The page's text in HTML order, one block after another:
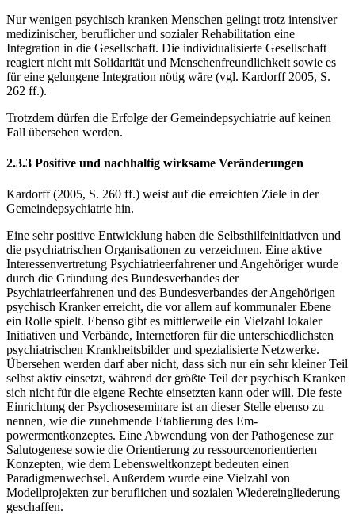
Nur wenigen psychisch kranken Menschen gelingt trotz intensiver
medizinischer, berufli­cher und sozialer Rehabilitation eine
Integration in die Gesellschaft. Die individualisierte Gesellschaft
reagiert nicht mit Solidarität und Menschenfreundlichkeit sowie es
für eine gelungene Integration nötig wäre (vgl. Kardorff 2005, S.
262 ff.).
Trotzdem dürfen die Erfolge der Gemeindepsychiatrie auf keinen
Fall übersehen werden.
2.3.3 Positive und nachhaltig wirksame Veränderungen
Kardorff (2005, S. 260 ff.) weist auf die erreichten Ziele in der
Gemeindepsychiatrie hin.
Eine sehr positive Entwicklung haben die Selbsthilfeinitiativen und
die psychiatrischen Organisationen zu verzeichnen. Eine aktive
Interessenvertretung Psychiatrieerfahrener und Angehöriger wurde
durch die Gründung des Bundesverbandes der
Psychiatrieerfahrenen und des Bundesverbandes der Angehörigen
psychisch Kranker erreicht, die vor allem auf kommunaler Ebene
ein Rolle spielt. Ebenso gibt es mittlerweile ein Vielzahl lokaler
Initia­tiven und Verbände, Internetforen für die unterschiedlichsten
psychiatrischen Krankheits­bilder und spezialisierte Netzwerke.
Übersehen werden darf aber nicht, dass sich nur ein sehr kleiner Teil
selbst aktiv einsetzt, während der größte Teil der psychisch Kranken
sich nicht für die eigene Rechte einsetzten kann oder will. Die feste
Einrichtung der Psychose­seminare ist an dieser Stelle ebenso zu
nennen, wie die zunehmende Etablierung des Em­
powermentkonzeptes. Eine Abwendung von der Pathogenese zur
Salutogenese sowie die Orientierung zu ressourcenorientierten
Konzepten, wie dem Lebensweltkonzept bedeuten einen
Paradigmenwechsel. Außerdem wurde eine Vielzahl von
Modellprojekten zur beruf­lichen und sozialen Wiedereingliederung
geschaffen.